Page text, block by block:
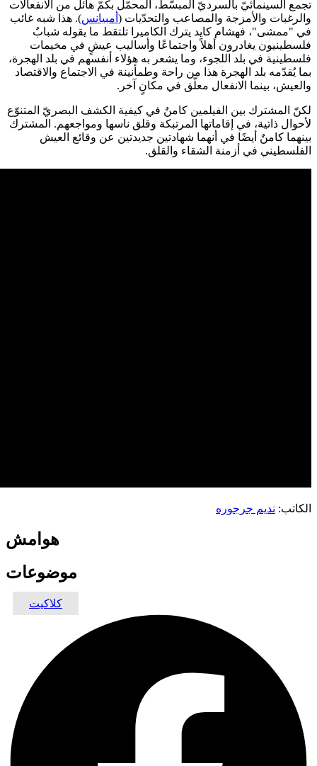
تجمع السينمائيّ بالسرديّ المبسّط، المحمّل بكمّ هائل من الانفعالات
والرغبات والأمزجة والمصاعب والتحدّيات ( أمبيانس). هذا شبه غائب
في "ممشى"، فهشام كايد يترك الكاميرا تلتقط ما يقوله شبابٌ
فلسطينيون يغادرون أهلاً واجتماعًا وأساليب عيشٍ في مخيمات
فلسطينية في بلد اللجوء، وما يشعر به هؤلاء أنفسهم في بلد الهجرة،
بما يُقدّمه بلد الهجرة هذا من راحة وطمأنينة في الاجتماع والاقتصاد
والعيش، بينما الانفعال معلّق في مكانٍ آخر.
لكنّ المشترك بين الفيلمين كامنٌ في كيفية الكشف البصريّ المتنوّع
لأحوال ذاتية، في إقاماتها المرتبكة وقلق ناسها ومواجعهم. المشترك
بينهما كامنٌ أيضًا في أنهما شهادتين جديدتين عن وقائع العيش
الفلسطيني في أزمنة الشقاء والقلق.
الكاتب: نديم جرجوره
هوامش
موضوعات
كلاكيت